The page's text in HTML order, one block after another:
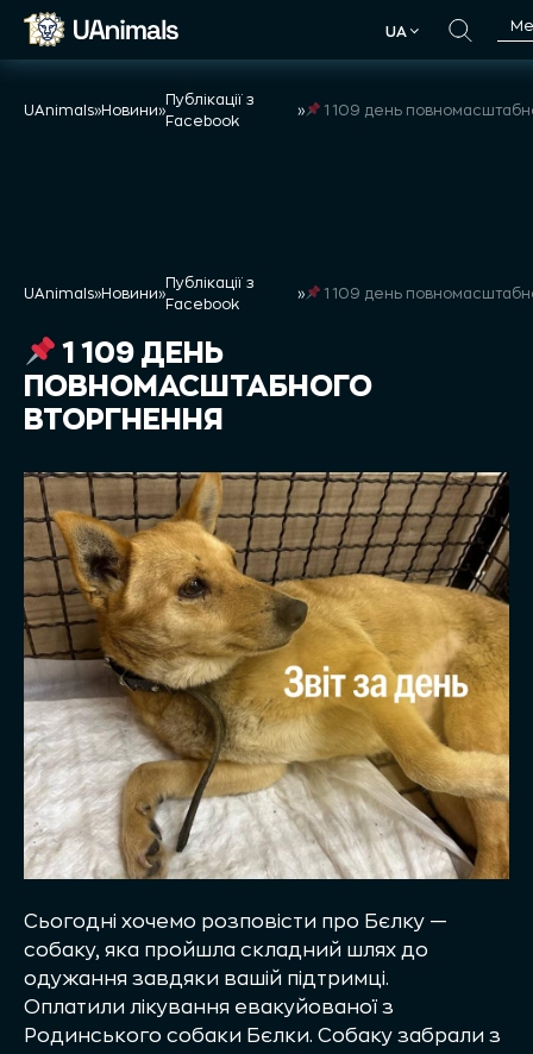
Skip
UA
UAnimals»Новини»
Публікації з
Facebook
» 1 109 день повномасштабного
UAnimals»Новини»
Публікації з
Facebook
» 1 109 день повномасштабного
1 109 ДЕНЬ
ПОВНОМАСШТАБНОГО
ВТОРГНЕННЯ
Сьогодні хочемо розповісти про Бєлку —
собаку, яка пройшла складний шлях до
одужання завдяки вашій підтримці.
Оплатили лікування евакуйованої з
Родинського собаки Бєлки. Собаку забрали з